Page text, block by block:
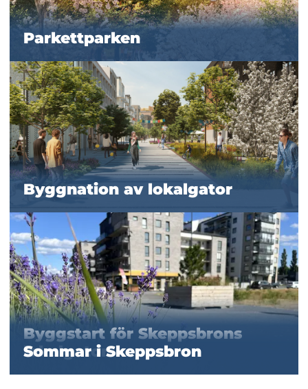
Parkettparken
Byggnation av lokalgator
Byggstart för Skeppsbrons
lokalgator
Sommar i Skeppsbron